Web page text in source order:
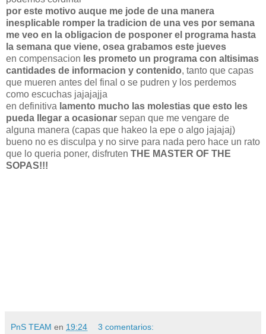
por este motivo auque me jode de una manera
inesplicable romper la tradicion de una ves por semana
me veo en la obligacion de posponer el programa hasta
la semana que viene, osea grabamos este jueves
en compensacion les prometo un programa con altisimas
cantidades de informacion y contenido, tanto que capas
que mueren antes del final o se pudren y los perdemos
como escuchas jajajajja
en definitiva lamento mucho las molestias que esto les
pueda llegar a ocasionar sepan que me vengare de
alguna manera (capas que hakeo la epe o algo jajajaj)
bueno no es disculpa y no sirve para nada pero hace un rato
que lo queria poner, disfruten THE MASTER OF THE
SOPAS!!!
PnS TEAM en 19:24 3 comentarios: